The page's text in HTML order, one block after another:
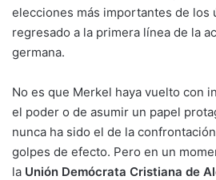
elecciones más importantes de los
regresado a la primera línea de la
germana.
No es que Merkel haya vuelto con
el poder o de asumir un papel
nunca ha sido el de la
golpes de efecto. Pero en un
la Unión Demócrata Cristiana de